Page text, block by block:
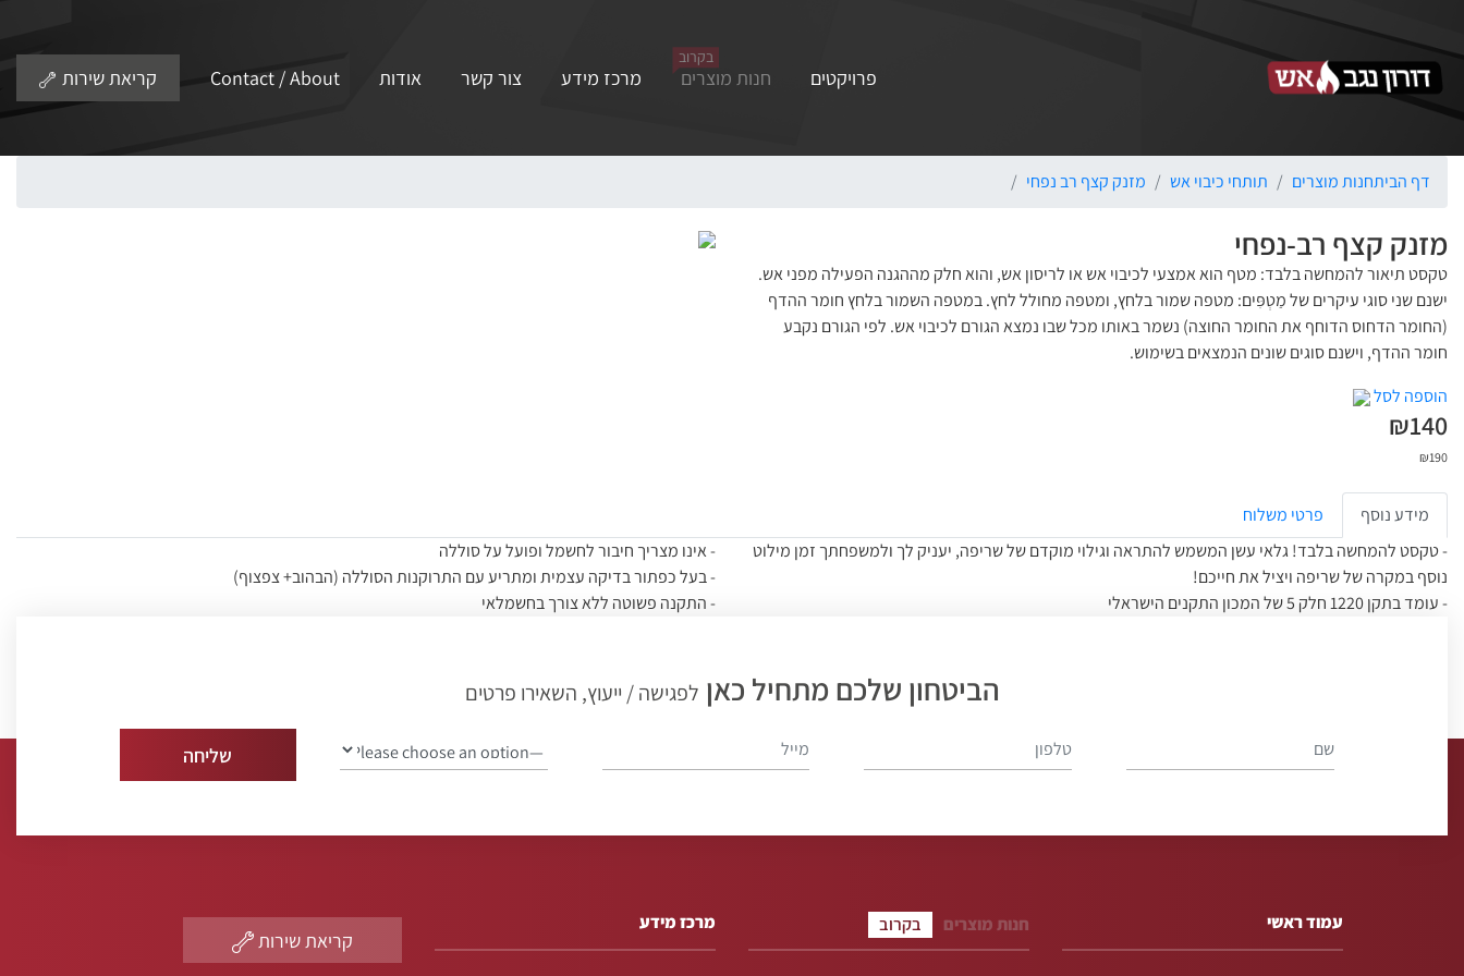
פרויקטים חנות מוצרים
בקרוב
מרכז מידע צור קשר אודות Contact / About קריאת שירות
דף הביתחנות מוצרים תותחי כיבוי אש מזנק קצף רב נפחי
מזנק קצף רב-נפחי
טקסט תיאור להמחשה בלבד: מטף הוא אמצעי לכיבוי אש או לריסון אש, והוא חלק מההגנה הפעילה מפני אש.
ישנם שני סוגי עיקרים של מַטְפִּים: מטפה שמור בלחץ, ומטפה מחולל לחץ. במטפה השמור בלחץ חומר ההדף
(החומר הדחוס הדוחף את החומר החוצה) נשמר באותו מכל שבו נמצא הגורם לכיבוי אש. לפי הגורם נקבע
חומר ההדף, וישנם סוגים שונים הנמצאים בשימוש.
הוספה לסל
₪140
₪190
מידע נוסף
פרטי משלוח
- טקסט להמחשה בלבד! גלאי עשן המשמש להתראה וגילוי מוקדם של שריפה, יעניק לך ולמשפחתך זמן מילוט
נוסף במקרה של שריפה ויציל את חייכם!
- עומד בתקן 1220 חלק 5 של המכון התקנים הישראלי
- אינו מצריך חיבור לחשמל ופועל על סוללה
- בעל כפתור בדיקה עצמית ומתריע עם התרוקנות הסוללה (הבהוב+ צפצוף)
- התקנה פשוטה ללא צורך בחשמלאי
- אחריות לשנה למוצר (לא לסוללה)
- המוצר מגיע עם סוללה והוראות התקנה מפורטותהביטחון שלכם מתחיל כאן לפגישה / ייעוץ, השאירו פרטים
עמוד ראשי חנות מוצרים בקרוב מרכז מידע
קריאת שירות